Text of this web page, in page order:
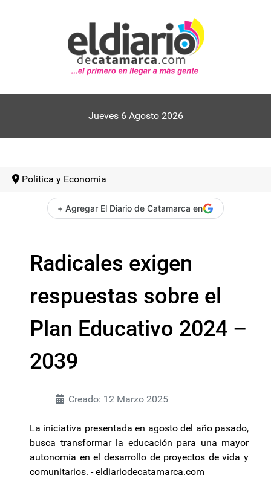
Jueves 6 Agosto 2026
Politica y Economia
+ Agregar El Diario de Catamarca en
Radicales exigen
respuestas sobre el
Plan Educativo 2024 –
2039
Creado: 12 Marzo 2025
La iniciativa presentada en agosto del año pasado,
busca transformar la educación para una mayor
autonomía en el desarrollo de proyectos de vida y
comunitarios. - eldiariodecatamarca.com